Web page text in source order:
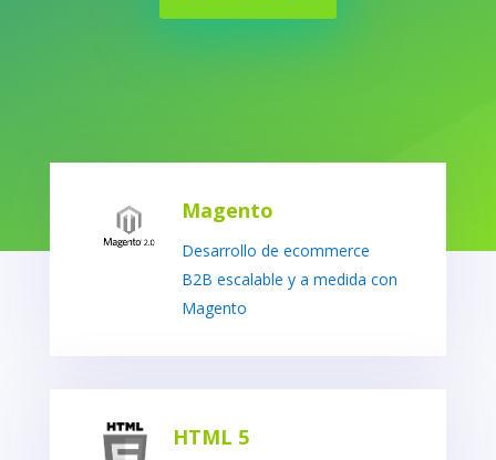
Magento
Desarrollo de ecommerce
B2B escalable y a medida con
Magento
HTML 5